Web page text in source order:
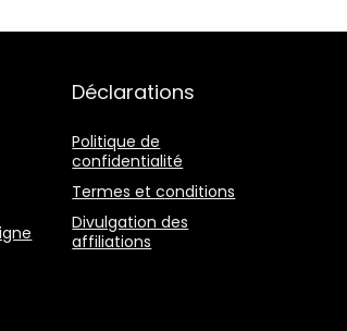
Déclarations
Politique de
confidentialité
Termes et conditions
Divulgation des
affiliations